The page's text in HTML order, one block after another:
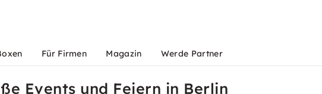
Für Firmen Magazin Werde Partner
Events und Feiern in Berlin